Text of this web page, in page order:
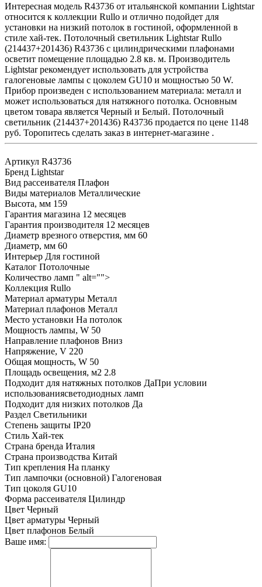
Интересная модель R43736 от итальянской компании Lightstar
относится к коллекции Rullo и отлично подойдет для
установки на низкий потолок в гостиной, оформленной в
стиле хай-тек. Потолочный светильник Lightstar Rullo
(214437+201436) R43736 с цилиндрическими плафонами
осветит помещение площадью 2.8 кв. м. Производитель
Lightstar рекомендует использовать для устройства
галогеновые лампы с цоколем GU10 и мощностью 50 W.
Прибор произведен с использованием материала: металл и
может использоваться для натяжного потолка. Основным
цветом товара является Черный и Белый. Потолочный
светильник (214437+201436) R43736 продается по цене 1148
руб. Торопитесь сделать заказ в интернет-магазине .
Артикул R43736
Бренд Lightstar
Вид рассеивателя Плафон
Виды материалов Металлические
Высота, мм 159
Гарантия магазина 12 месяцев
Гарантия производителя 12 месяцев
Диаметр врезного отверстия, мм 60
Диаметр, мм 60
Интерьер Для гостиной
Каталог Потолочные
Количество ламп " alt="">
Коллекция Rullo
Материал арматуры Металл
Материал плафонов Металл
Место установки На потолок
Мощность лампы, W 50
Направление плафонов Вниз
Напряжение, V 220
Общая мощность, W 50
Площадь освещения, м2 2.8
Подходит для натяжных потолков ДаПри условии
использованиясветодиодных ламп
Подходит для низких потолков Да
Раздел Светильники
Степень защиты IP20
Стиль Хай-тек
Страна бренда Италия
Страна производства Китай
Тип крепления На планку
Тип лампочки (основной) Галогеновая
Тип цоколя GU10
Форма рассеивателя Цилиндр
Цвет Черный
Цвет арматуры Черный
Цвет плафонов Белый
Ваше имя: